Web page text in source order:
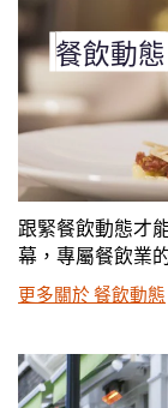
餐飲動態
跟緊餐飲動態才
幕，專屬餐飲業
更多關於 餐飲動態